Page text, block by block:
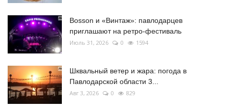
Bosson и «Винтаж»: павлодарцев
приглашают на ретро-фестиваль
Июль 31, 2026 0 1594
Шквальный ветер и жара: погода в
Павлодарской области 3...
Авг 3, 2026 0 829